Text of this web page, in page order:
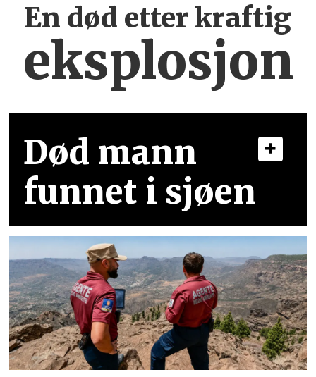
En død etter kraftig
eksplosjon
Død mann
funnet i sjøen